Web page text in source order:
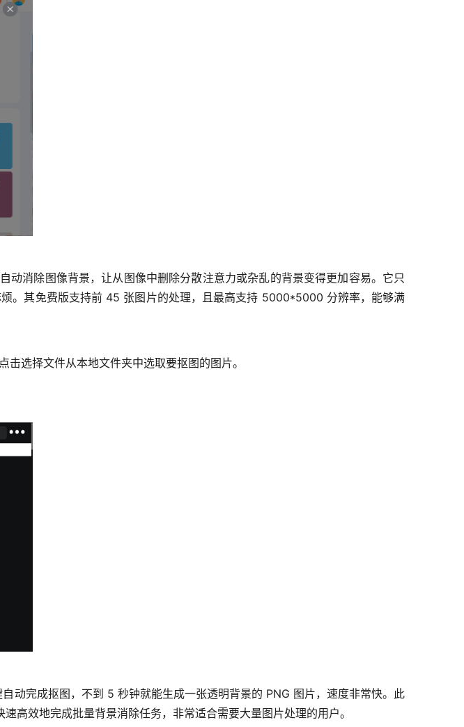
消除图像背景，让从图像中删除分散注意力或杂乱的背景变得更加容易。它只
。其免费版支持前 45 张图片的处理，且最高支持 5000*5000 分辨率，能够满
选择文件从本地文件夹中选取要抠图的图片。
动完成抠图，不到 5 秒钟就能生成一张透明背景的 PNG 图片，速度非常快。此
高效地完成批量背景消除任务，非常适合需要大量图片处理的用户。